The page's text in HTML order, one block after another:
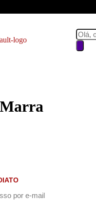
por e-mail